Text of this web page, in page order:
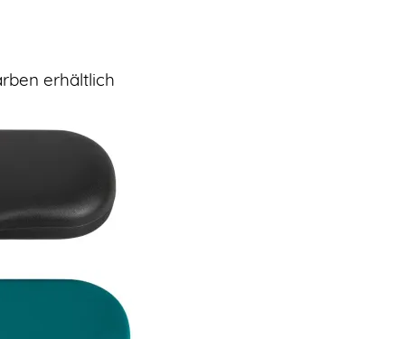
erhältlich